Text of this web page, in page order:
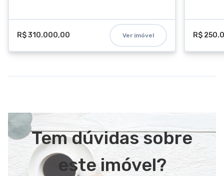
Pista de skate
R$ 310.000,00 Ver imóvel R$
Tem dúvidas sobre
este imóvel?